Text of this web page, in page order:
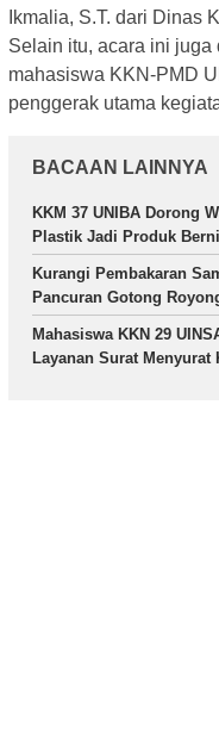
Ikmalia, S.T. dari Dinas
Selain itu, acara ini
mahasiswa KKN-PMD
penggerak utama
BACAAN LAINNYA
KKM 37 UNIBA Dorong
Plastik Jadi Produk
Kurangi Pembakaran
Pancuran Gotong
Mahasiswa KKN 29
Layanan Surat